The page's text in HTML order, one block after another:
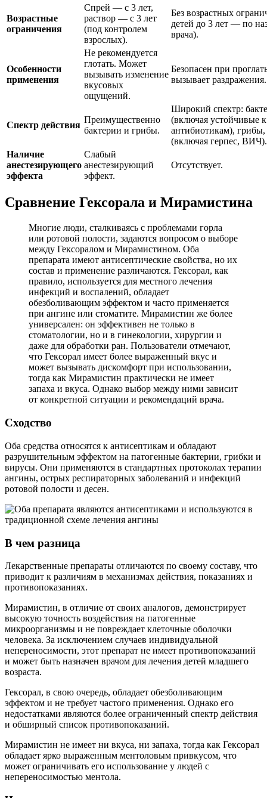
Возрастные
ограничения
Спрей — с 3 лет,
раствор — с 3 лет
(под контролем
взрослых).
Без возрастных
детей до 3 лет — по
врача).
Особенности
применения
Не рекомендуется
глотать. Может
вызывать изменение
вкусовых
ощущений.
Безопасен при
вызывает раздражения.
Спектр действия
Преимущественно
бактерии и грибы.
Широкий спектр:
(включая устойчивые к
антибиотикам),
(включая герпес, ВИЧ).
Наличие
анестезирующего
эффекта
Слабый
анестезирующий
эффект.
Отсутствует.
Сравнение Гексорала и Мирамистина
Многие люди, сталкиваясь с проблемами горла
или ротовой полости, задаются вопросом о выборе
между Гексоралом и Мирамистином. Оба
препарата имеют антисептические свойства, но их
состав и применение различаются. Гексорал, как
правило, используется для местного лечения
инфекций и воспалений, обладает
обезболивающим эффектом и часто применяется
при ангине или стоматите. Мирамистин же более
универсален: он эффективен не только в
стоматологии, но и в гинекологии, хирургии и
даже для обработки ран. Пользователи отмечают,
что Гексорал имеет более выраженный вкус и
может вызывать дискомфорт при использовании,
тогда как Мирамистин практически не имеет
запаха и вкуса. Однако выбор между ними зависит
от конкретной ситуации и рекомендаций врача.
Сходство
Оба средства относятся к антисептикам и обладают
разрушительным эффектом на патогенные бактерии, грибки и
вирусы. Они применяются в стандартных протоколах терапии
ангины, острых респираторных заболеваний и инфекций
ротовой полости и десен.
В чем разница
Лекарственные препараты отличаются по своему составу, что
приводит к различиям в механизмах действия, показаниях и
противопоказаниях.
Мирамистин, в отличие от своих аналогов, демонстрирует
высокую точность воздействия на патогенные
микроорганизмы и не повреждает клеточные оболочки
человека. За исключением случаев индивидуальной
непереносимости, этот препарат не имеет противопоказаний
и может быть назначен врачом для лечения детей младшего
возраста.
Гексорал, в свою очередь, обладает обезболивающим
эффектом и не требует частого применения. Однако его
недостатками являются более ограниченный спектр действия
и обширный список противопоказаний.
Мирамистин не имеет ни вкуса, ни запаха, тогда как Гексорал
обладает ярко выраженным ментоловым привкусом, что
может ограничивать его использование у людей с
непереносимостью ментола.